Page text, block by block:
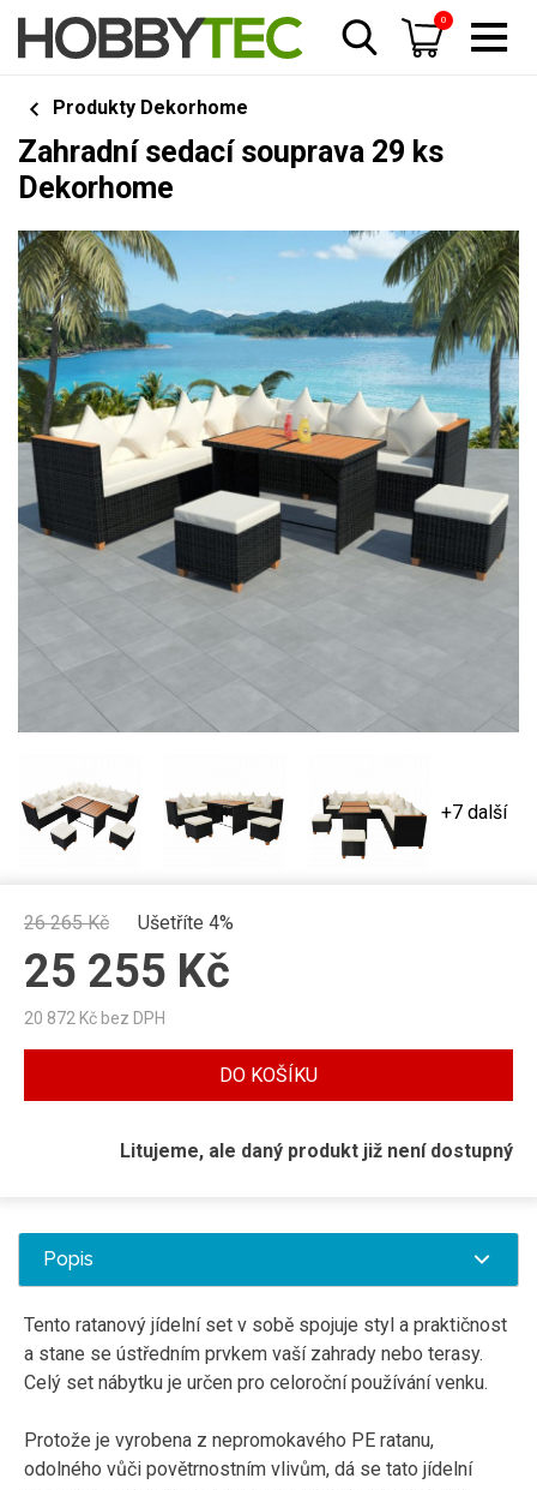
0
Produkty Dekorhome
Zahradní sedací souprava 29 ks
Dekorhome
+7 další
26 265Kč Ušetříte 4%
25 255 Kč
20 872 Kč bez DPH
DO KOŠÍKU
Litujeme, ale daný produkt již není dostupný
Popis
Tento ratanový jídelní set v sobě spojuje styl a praktičnost
a stane se ústředním prvkem vaší zahrady nebo terasy.
Celý set nábytku je určen pro celoroční používání venku.
Protože je vyrobena z nepromokavého PE ratanu,
odolného vůči povětrnostním vlivům, dá se tato jídelní